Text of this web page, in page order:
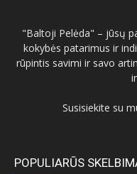
"Baltoji Pelėda" – jūsų
kokybės patarimus ir
rūpintis savimi ir savo
Susisiekite su
POPULIARŪS